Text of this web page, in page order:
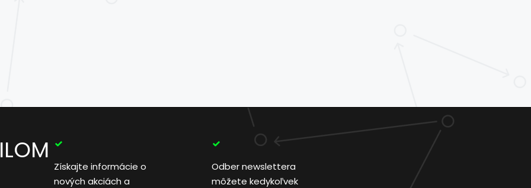
Získajte informácie o
nových akciách a
Odber newslettera
môžete kedykoľvek